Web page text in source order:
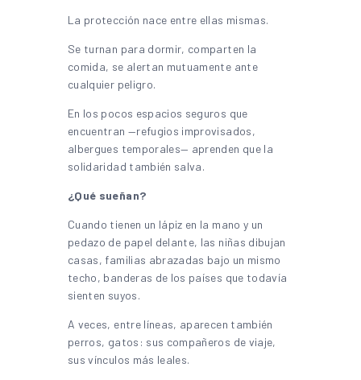
La protección nace entre ellas mismas.
Se turnan para dormir, comparten la
comida, se alertan mutuamente ante
cualquier peligro.
En los pocos espacios seguros que
encuentran —refugios improvisados,
albergues temporales— aprenden que la
solidaridad también salva.
¿Qué sueñan?
Cuando tienen un lápiz en la mano y un
pedazo de papel delante, las niñas dibujan
casas, familias abrazadas bajo un mismo
techo, banderas de los países que todavía
sienten suyos.
A veces, entre líneas, aparecen también
perros, gatos: sus compañeros de viaje,
sus vínculos más leales.